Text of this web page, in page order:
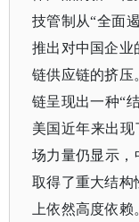
技管制从“全面
推出对中国企业
链供应链的挤压
链呈现出一种“
美国近年来出现
场力量仍显示，
取得了重大结构
上依然高度依